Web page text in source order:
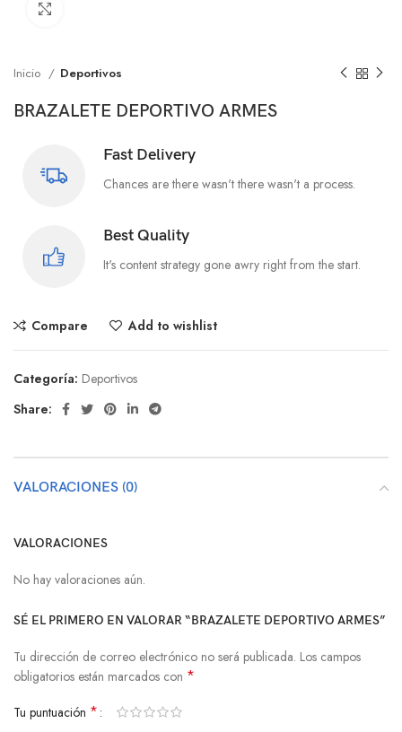
Inicio Deportivos
BRAZALETE DEPORTIVO ARMES
Fast Delivery
Chances are there wasn't there wasn't a process.
Best Quality
It's content strategy gone awry right from the start.
Compare Add to wishlist
Categoría: Deportivos
Share:
VALORACIONES (0)
VALORACIONES
No hay valoraciones aún.
SÉ EL PRIMERO EN VALORAR “BRAZALETE DEPORTIVO ARMES”
Tu dirección de correo electrónico no será publicada. Los campos
obligatorios están marcados con *
Tu puntuación *